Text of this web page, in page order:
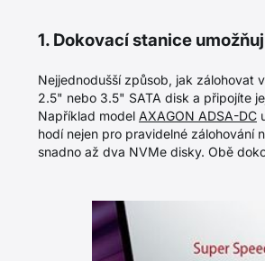
1. Dokovací stanice
Nejjednodušší způsob, jak zálohovat
2.5" nebo 3.5" SATA disk a připojíte
Například model AXAGON ADSA-DC
hodí nejen pro pravidelné zálohování
snadno až dva NVMe disky. Obě